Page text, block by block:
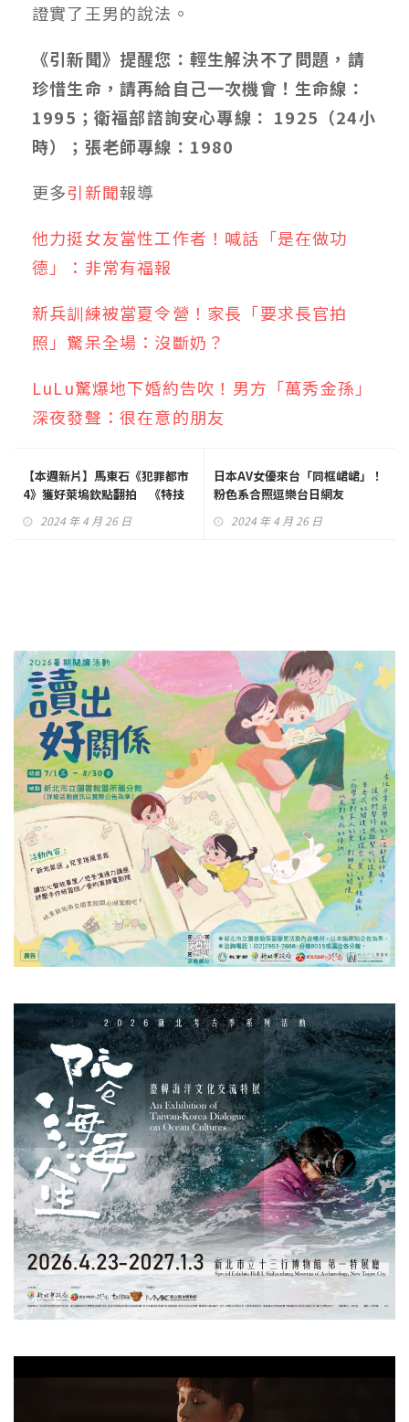
證實了王男的說法。
《引新聞》提醒您：輕生解決不了問題，請
珍惜生命，請再給自己一次機會！生命線：
1995 ；衛福部諮詢安心專線： 1925 （24小
時）；張老師專線： 1980
更多引新聞報導
他力挺女友當性工作者！喊話「是在做功
德」：非常有福報
新兵訓練被當夏令營！家長「要求長官拍
照」驚呆全場：沒斷奶？
LuLu驚爆地下婚約告吹！男方「萬秀金孫」
深夜發聲：很在意的朋友
【本週新片】馬東石《犯罪都市
4》獲好萊塢欽點翻拍 《特技
玩家》萊恩葛斯林大展拳腳曝特
技演員秘辛
2024 年 4 月 26 日
日本AV女優來台「同框峮峮」！
粉色系合照逗樂台日網友
2024 年 4 月 26 日